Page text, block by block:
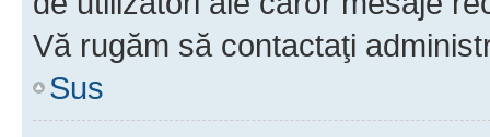
Vă rugăm să contactaţi
Sus